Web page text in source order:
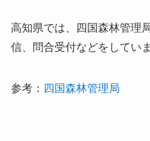
高知県では、四国森林管理
信、問合受付などをしていま
参考： 四国森林管理局